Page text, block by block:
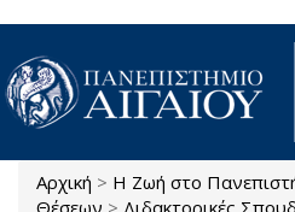
Παράκαμψη προς το κυρίως
Αρχική > Η Ζωή στο
Θέσεων > Διδακτορικές